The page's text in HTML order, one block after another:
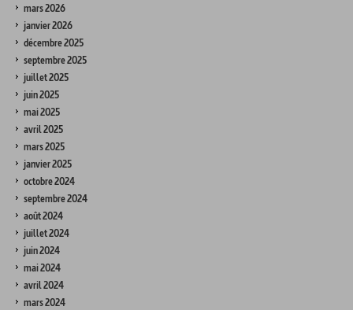
mars 2026
janvier 2026
décembre 2025
septembre 2025
juillet 2025
juin 2025
mai 2025
avril 2025
mars 2025
janvier 2025
octobre 2024
septembre 2024
août 2024
juillet 2024
juin 2024
mai 2024
avril 2024
mars 2024